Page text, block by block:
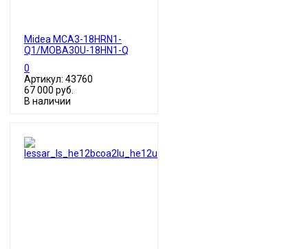
Midea MCA3-18HRN1-
Q1/MOBA30U-18HN1-Q
0
Артикул: 43760
67 000 руб.
В наличии